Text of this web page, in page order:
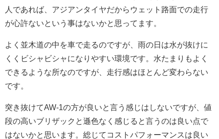
人であれば、アジアンタイヤだからウェット路面での走行
が心許ないという事はないかと思ってます。
よく並木道の中を車で走るのですが、雨の日は水が抜けに
くくビシャビシャになりやすい環境です。水たまりもよく
できるような所なのですが、走行感はほとんど変わらない
です。
突き抜けてAW-1の方が良いと言う感じはしないですが、値
段の高いブリザックと遜色なく感じると言うのは良い点で
はないかと思います。総じてコストパフォーマンスは良い